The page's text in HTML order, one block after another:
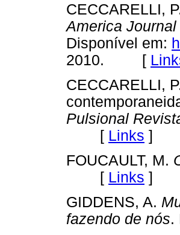
CECCARELLI,
America
Disponível em:
2010. [
CECCARELLI,
Pulsional
[ Links ]
FOUCAULT, M.
[ Links ]
GIDDENS, A.
fazendo de nós.